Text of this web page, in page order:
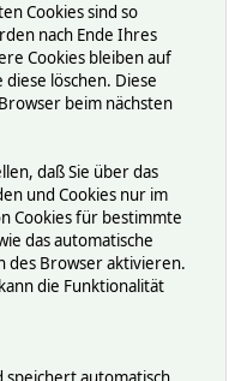
Cookies sind so
nach Ende Ihres
Cookies bleiben auf
löschen. Diese
beim nächsten
daß Sie über das
und Cookies nur im
Cookies für bestimmte
das automatische
des Browser aktivieren.
die Funktionalität